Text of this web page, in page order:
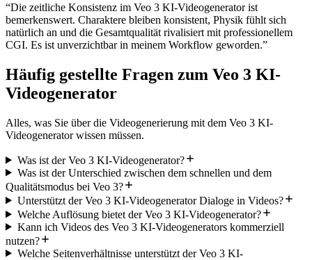
“Die zeitliche Konsistenz im Veo 3 KI-Videogenerator ist
bemerkenswert. Charaktere bleiben konsistent, Physik fühlt sich
natürlich an und die Gesamtqualität rivalisiert mit professionellem
CGI. Es ist unverzichtbar in meinem Workflow geworden.”
Häufig gestellte Fragen zum Veo 3 KI-
Videogenerator
Alles, was Sie über die Videogenerierung mit dem Veo 3 KI-
Videogenerator wissen müssen.
Was ist der Veo 3 KI-Videogenerator?
Was ist der Unterschied zwischen dem schnellen und dem
Qualitätsmodus bei Veo 3?
Unterstützt der Veo 3 KI-Videogenerator Dialoge in Videos?
Welche Auflösung bietet der Veo 3 KI-Videogenerator?
Kann ich Videos des Veo 3 KI-Videogenerators kommerziell
nutzen?
Welche Seitenverhältnisse unterstützt der Veo 3 KI-